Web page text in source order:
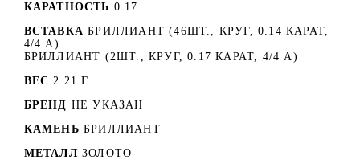
КАРАТНОСТЬ 0.17
ВСТАВКА БРИЛЛИАНТ (46ШТ., КРУГ, 0.14 КАРАТ,
4/4 А)
БРИЛЛИАНТ (2ШТ., КРУГ, 0.17 КАРАТ, 4/4 А)
ВЕС 2.21 Г
БРЕНД НЕ УКАЗАН
КАМЕНЬ БРИЛЛИАНТ
МЕТАЛЛ ЗОЛОТО